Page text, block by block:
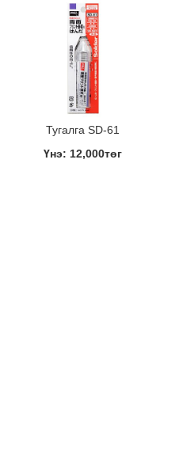
Тугалга SD-61
Үнэ: 12,000төг